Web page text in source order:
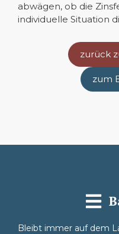
abwägen, ob die
individuelle Situation
zurück
zum
Bleibt immer auf dem